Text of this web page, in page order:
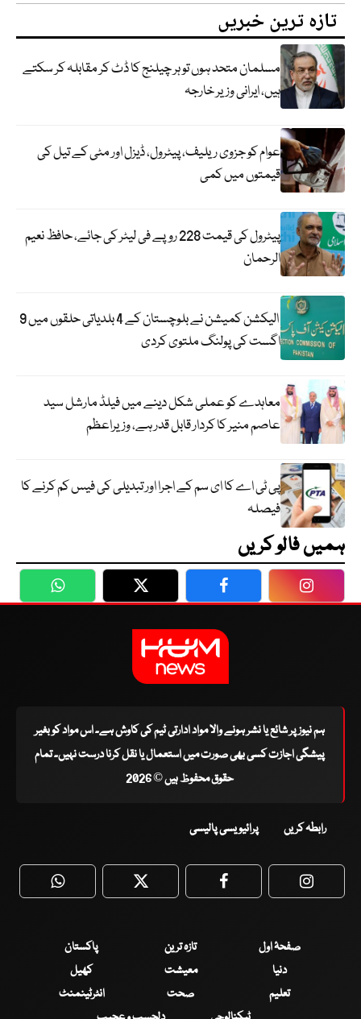
تازہ ترین خبریں
مسلمان متحد ہوں تو ہر چیلنج کا ڈٹ کر مقابلہ کر سکتے
ہیں، ایرانی وزیر خارجہ
عوام کو جزوی ریلیف، پیٹرول، ڈیزل اور مٹی کے تیل کی
قیمتوں میں کمی
پیٹرول کی قیمت 228 روپے فی لیٹر کی جائے، حافظ نعیم
الرحمان
الیکشن کمیشن نے بلوچستان کے 4 بلدیاتی حلقوں میں 9
اگست کی پولنگ ملتوی کردی
معاہدے کو عملی شکل دینے میں فیلڈ مارشل سید
عاصم منیر کا کردار قابل قدر ہے، وزیراعظم
پی ٹی اے کا ای سم کے اجرا اور تبدیلی کی فیس کم کرنے کا
فیصلہ
ہمیں فالو کریں
WhatsApp Twitter Facebook
ہم نیوز پر شائع یا نشر ہونے والا مواد ادارتی ٹیم کی کاوش ہے۔ اس مواد کو بغیر
پیشگی اجازت کسی بھی صورت میں استعمال یا نقل کرنا درست نہیں۔ تمام
حقوق محفوظ ہیں © 2026
رابطہ کریں پرائیویسی پالیسی
WhatsApp Twitter Facebook
صفحۂ اول تازہ ترین
پاکستان
دنیا
معیشت
کھیل
تعلیم
صحت
انٹرٹینمنٹ